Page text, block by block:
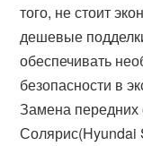
того, не стоит
дешевые
обеспечивать
безопасности в
Замена передних